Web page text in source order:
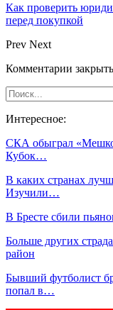
Как проверить
перед покупкой
Prev Next
Комментарии
Интересное:
СКА обыграл
Кубок…
В каких странах
Изучили…
В Бресте сбили
Больше других
район
Бывший футболист
попал в…